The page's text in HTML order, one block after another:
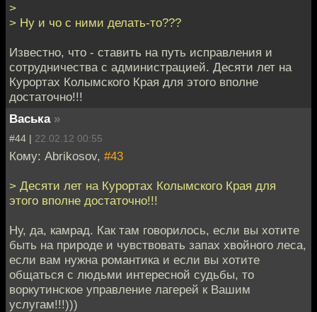
>
> Ну и чо с ними делать-то???
Известно, что - ставить на путь исправления и
сотрудничества с администрацией. Десяти лет на
Курортах Колымского Края для этого вполне
достаточно!!!
Васька »
#44 | 22.02.12 00:55
Кому: Abrikosov, #43
> Десяти лет на Курортах Колымского Края для
этого вполне достаточно!!!
Ну, да, камрад. Как там говорилось, если вы хотите
быть на природе и чувствовать запах хвойного леса,
если вам нужна романтика и если вы хотите
общаться с людьми интересной судьбы, то
воркутинское управление лагерей к Вашим
услугам!!!)))